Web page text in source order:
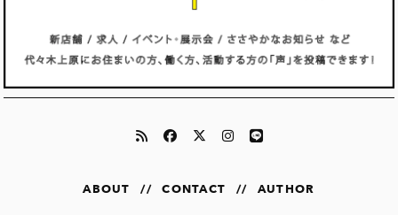
ABOUT // CONTACT // AUTHOR